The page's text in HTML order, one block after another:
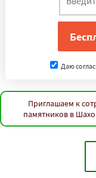
Даю
Приглашаем к
памятников в